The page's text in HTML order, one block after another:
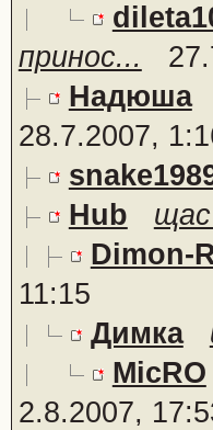
принос...
Надюша
28.7.2007,
Hub
щас
Dimon-
11:15
Димка
MicRO
2.8.2007,